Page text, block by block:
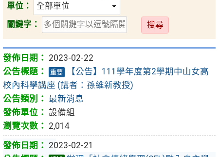
單位：
關鍵字：
送
出
2023-02-22
重要
【公告】111學年度第2學期中山女高
校內科學講座 (講者：孫維新教授)
最新消息
設備組
2,014
2023-02-21